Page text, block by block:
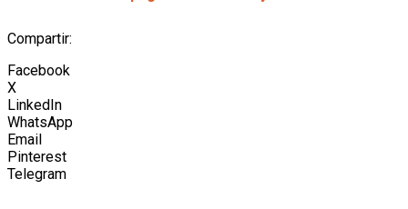
Compartir:
Facebook
X
LinkedIn
WhatsApp
Email
Pinterest
Telegram